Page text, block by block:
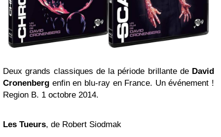
Deux grands classiques de la période brillante de David
Cronenberg enfin en blu-ray en France. Un événement !
Region B. 1 octobre 2014.
Les Tueurs, de Robert Siodmak